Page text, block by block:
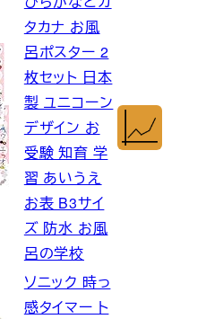
タカナ お風
呂ポスター 2
枚セット 日本
製 ユニコーン
デザイン お
受験 知育 学
習 あいうえ
お表 B3サイ
ズ 防水 お風
呂の学校
ソニック 時っ
感タイマー ト